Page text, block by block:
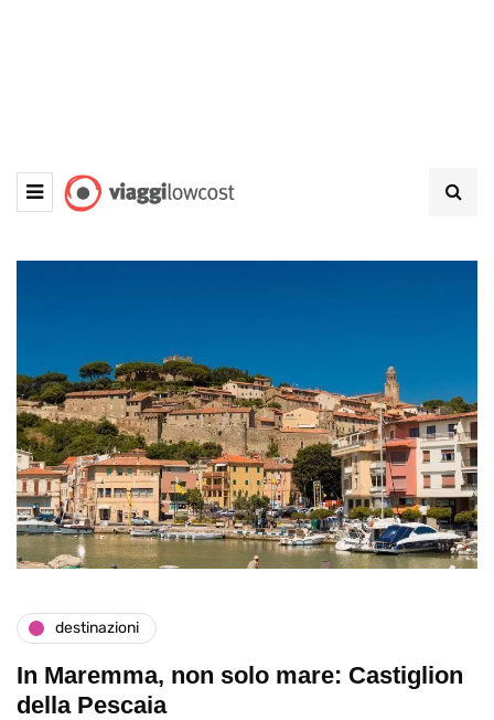
destinazioni
In Maremma, non solo mare: Castiglion
della Pescaia